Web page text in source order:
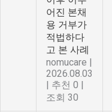
어진 본채
용 거부가
적법하다
고 본 사례
nomucare |
2026.08.03
| 추천 0 |
조회 30